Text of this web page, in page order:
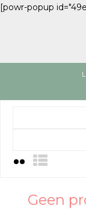
[powr-popup
Geen